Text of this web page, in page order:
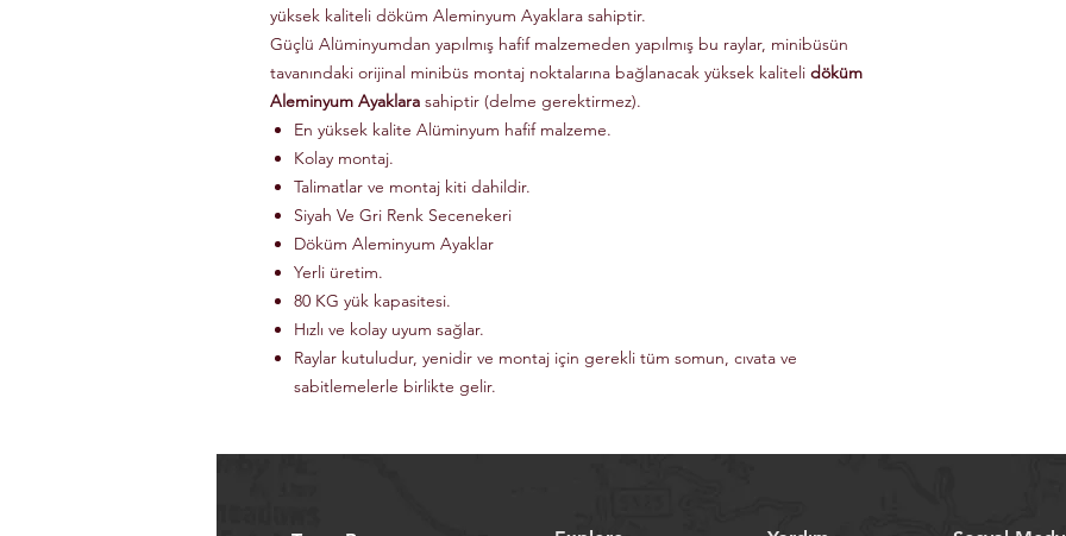
yüksek kaliteli döküm Aleminyum Ayaklara sahiptir.
Güçlü Alüminyumdan yapılmış hafif malzemeden yapılmış bu raylar, minibüsün
tavanındaki orijinal minibüs montaj noktalarına bağlanacak yüksek kaliteli döküm
Aleminyum Ayaklara sahiptir (delme gerektirmez).
En yüksek kalite Alüminyum hafif malzeme.
Kolay montaj.
Talimatlar ve montaj kiti dahildir.
Siyah Ve Gri Renk Secenekeri
Döküm Aleminyum Ayaklar
Yerli üretim.
80 KG yük kapasitesi.
Hızlı ve kolay uyum sağlar.
Raylar kutuludur, yenidir ve montaj için gerekli tüm somun, cıvata ve
sabitlemelerle birlikte gelir.